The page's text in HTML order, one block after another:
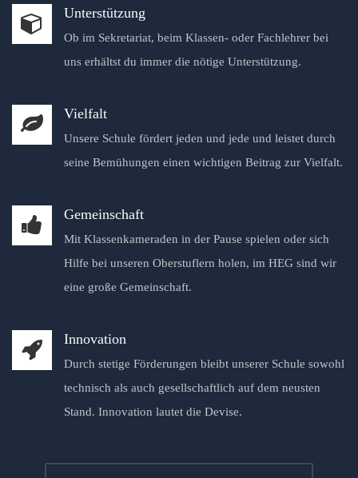
Unterstützung
Ob im Sekretariat, beim Klassen- oder Fachlehrer bei
uns erhältst du immer die nötige Unterstützung.
Vielfalt
Unsere Schule fördert jeden und jede und leistet durch
seine Bemühungen einen wichtigen Beitrag zur Vielfalt.
Gemeinschaft
Mit Klassenkameraden in der Pause spielen oder sich
Hilfe bei unseren Oberstuflern holen, im HEG sind wir
eine große Gemeinschaft.
Innovation
Durch stetige Förderungen bleibt unserer Schule sowohl
technisch als auch gesellschaftlich auf dem neusten
Stand. Innovation lautet die Devise.